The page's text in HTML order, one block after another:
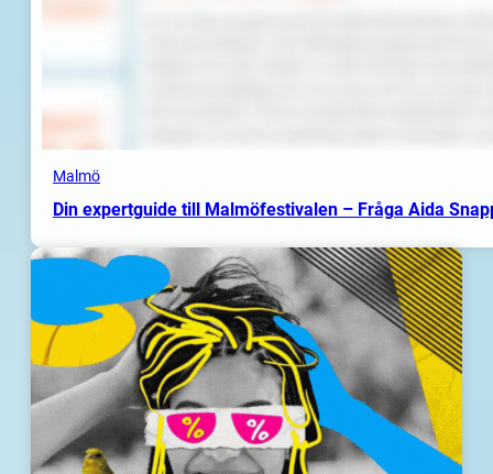
Malmö
Din expertguide till Malmöfestivalen – Fråga Aida